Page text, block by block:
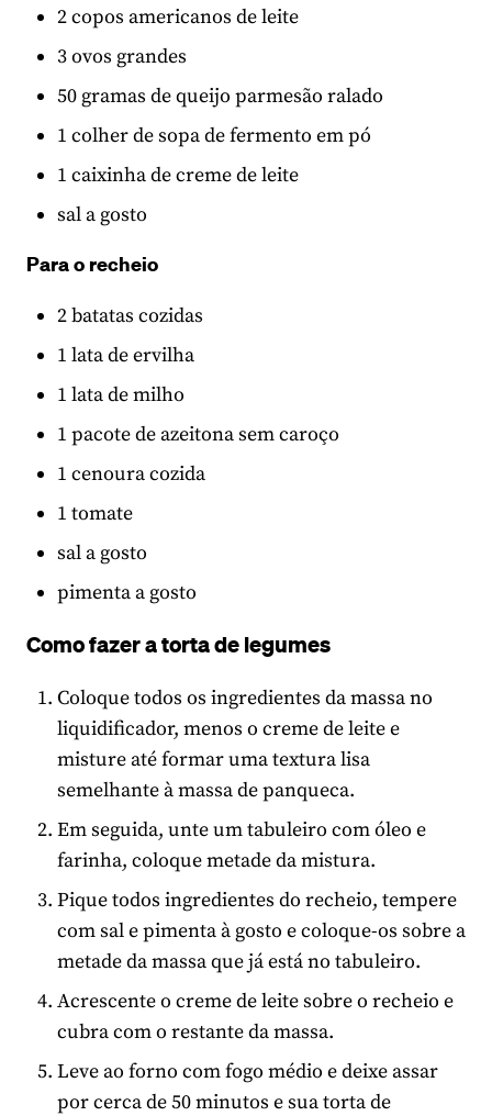
2 copos americanos de leite
3 ovos grandes
50 gramas de queijo parmesão ralado
1 colher de sopa de fermento em pó
1 caixinha de creme de leite
sal a gosto
Para o recheio
2 batatas cozidas
1 lata de ervilha
1 lata de milho
1 pacote de azeitona sem caroço
1 cenoura cozida
1 tomate
sal a gosto
pimenta a gosto
Como fazer a torta de legumes
Coloque todos os ingredientes da massa no
liquidificador, menos o creme de leite e
misture até formar uma textura lisa
semelhante à massa de panqueca.
Em seguida, unte um tabuleiro com óleo e
farinha, coloque metade da mistura.
Pique todos ingredientes do recheio, tempere
com sal e pimenta à gosto e coloque-os sobre a
metade da massa que já está no tabuleiro.
Acrescente o creme de leite sobre o recheio e
cubra com o restante da massa.
Leve ao forno com fogo médio e deixe assar
por cerca de 50 minutos e sua torta de